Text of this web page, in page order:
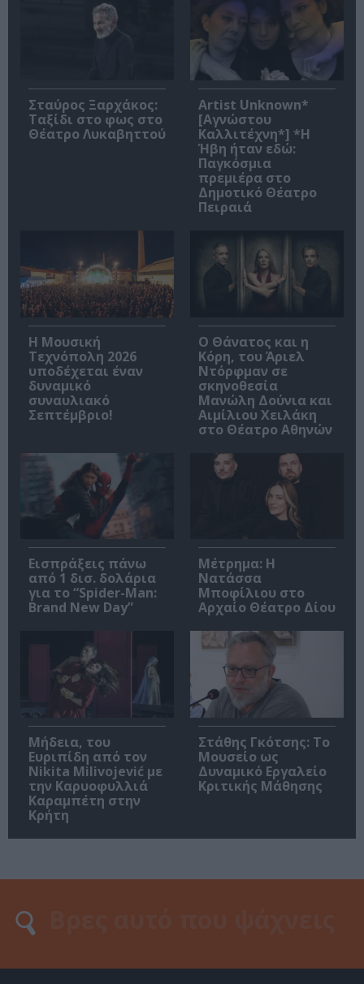
Σταύρος Ξαρχάκος:
Ταξίδι στο φως στο
Θέατρο Λυκαβηττού
Artist Unknown*
[Αγνώστου
Καλλιτέχνη*] *Η
Ήβη ήταν εδώ:
Παγκόσμια
πρεμιέρα στο
Δημοτικό Θέατρο
Πειραιά
Η Μουσική
Τεχνόπολη 2026
υποδέχεται έναν
δυναμικό
συναυλιακό
Σεπτέμβριο!
Ο Θάνατος και η
Κόρη, του Άριελ
Ντόρφμαν σε
σκηνοθεσία
Μανώλη Δούνια και
Αιμίλιου Χειλάκη
στο Θέατρο Αθηνών
Εισπράξεις πάνω
από 1 δισ. δολάρια
για το “Spider-Man:
Brand New Day”
Μέτρημα: Η
Νατάσσα
Μποφίλιου στο
Αρχαίο Θέατρο Δίου
Μήδεια, του
Ευριπίδη από τον
Nikita Milivojević με
την Καρυοφυλλιά
Καραμπέτη στην
Κρήτη
Στάθης Γκότσης: Το
Μουσείο ως
Δυναμικό Εργαλείο
Κριτικής Μάθησης